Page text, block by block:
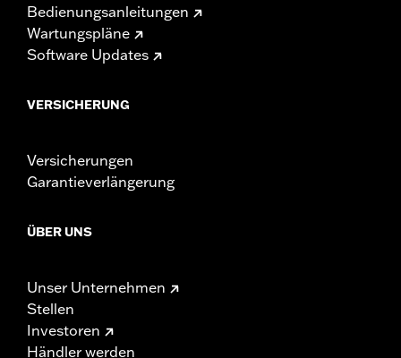
Bedienungsanleitungen
Wartungspläne
Software Updates
VERSICHERUNG
Versicherungen
Garantieverlängerung
ÜBER UNS
Unser Unternehmen
Stellen
Investoren
Händler werden